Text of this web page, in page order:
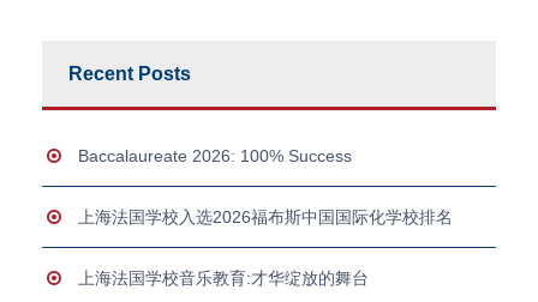
Recent Posts
Baccalaureate 2026: 100% Success
上海法国学校入选2026福布斯中国国际化学校排名
上海法国学校音乐教育:才华绽放的舞台